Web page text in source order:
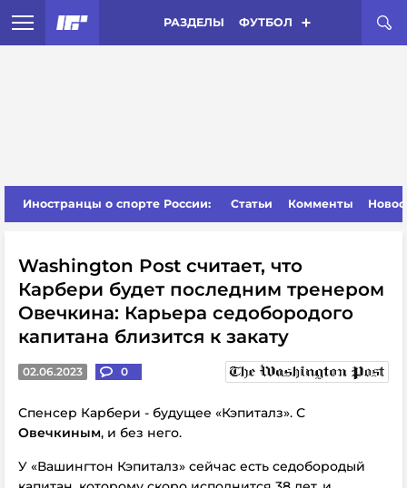
РАЗДЕЛЫ ФУТБОЛ
Иностранцы о спорте России: Статьи Комменты
Washington Post считает, что
Карбери будет последним тренером
Овечкина: Карьера седобородого
капитана близится к закату
02.06.2023 0
Спенсер Карбери - будущее «Кэпиталз». С
Овечкиным, и без него.
У «Вашингтон Кэпиталз» сейчас есть седобородый